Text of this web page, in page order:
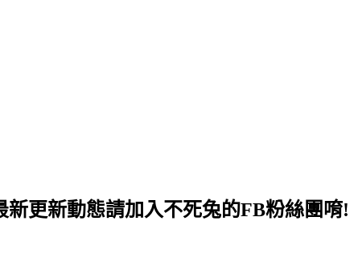
更新動態請加入不死兔的FB粉絲團唷!